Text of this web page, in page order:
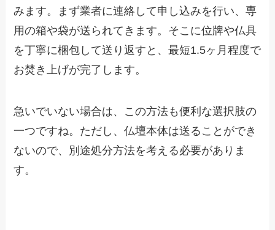
みます。まず業者に連絡して申し込みを行い、専
用の箱や袋が送られてきます。そこに位牌や仏具
を丁寧に梱包して送り返すと、最短1.5ヶ月程度で
お焚き上げが完了します。
急いでいない場合は、この方法も便利な選択肢の
一つですね。ただし、仏壇本体は送ることができ
ないので、別途処分方法を考える必要がありま
す。